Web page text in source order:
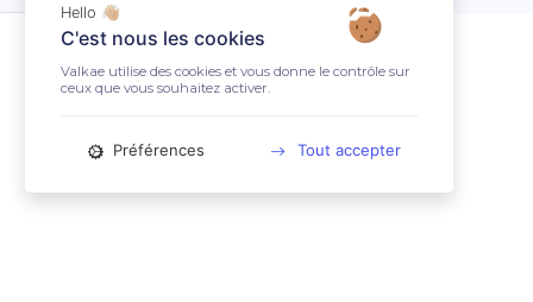
Hello 👋🏼
C'est nous les cookies
Valkae utilise des cookies et vous donne le contrôle sur
ceux que vous souhaitez activer.
Préférences Tout accepter